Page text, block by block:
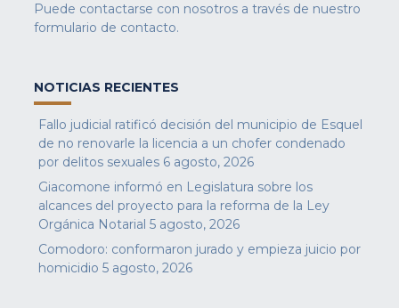
Puede contactarse con nosotros a través de nuestro
formulario de contacto.
NOTICIAS RECIENTES
Fallo judicial ratificó decisión del municipio de Esquel
de no renovarle la licencia a un chofer condenado
por delitos sexuales 6 agosto, 2026
Giacomone informó en Legislatura sobre los
alcances del proyecto para la reforma de la Ley
Orgánica Notarial 5 agosto, 2026
Comodoro: conformaron jurado y empieza juicio por
homicidio 5 agosto, 2026